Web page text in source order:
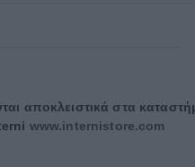
αποκλειστικά στα
www.internistore.com